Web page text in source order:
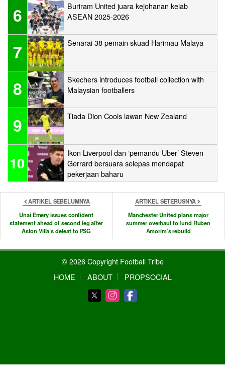
6
Buriram United juara kejohanan kelab
ASEAN 2025-2026
7 Senarai 38 pemain skuad Harimau Malaya
8
Skechers introduces football collection with
Malaysian footballers
9 Tiada Dion Cools lawan New Zealand
10
Ikon Liverpool dan ‘pemandu Uber’ Steven
Gerrard bersuara selepas mendapat
pekerjaan baharu
ARTIKEL SEBELUMNYA
Unai Emery issues confident
statement ahead of second leg after
Aston Villa’s defeat to PSG
ARTIKEL SETERUSNYA
Manchester United plans major
summer overhaul to fund Ruben
Amorim’s rebuild
© 2026 Copyright Football Tribe
HOME
ABOUT PROPSOCIAL